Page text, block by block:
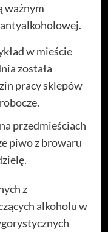
ważnym
w mieście
została
pracy sklepów
przedmieściach
piwo z browaru
z
alkoholu w